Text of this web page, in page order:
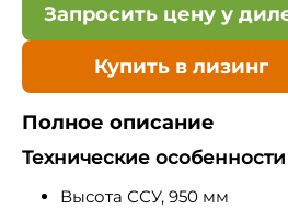
Запросить цену у
Купить в лизинг
Полное описание
Технические особенности
Высота ССУ, 950 мм